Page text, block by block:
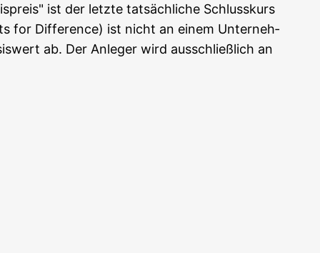
ist der letz­te tat­säch­li­che Schluss­kurs
for Dif­fe­rence) ist nicht an einem Unter­neh­
ab. Der Anle­ger wird aus­schließ­lich an